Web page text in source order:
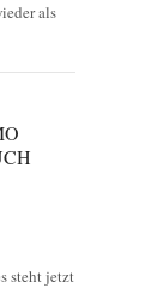
als
steht jetzt